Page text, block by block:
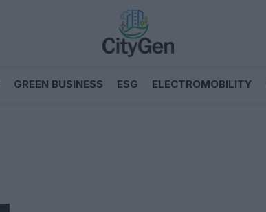
GREEN BUSINESS ESG ELECTROMOBILITY